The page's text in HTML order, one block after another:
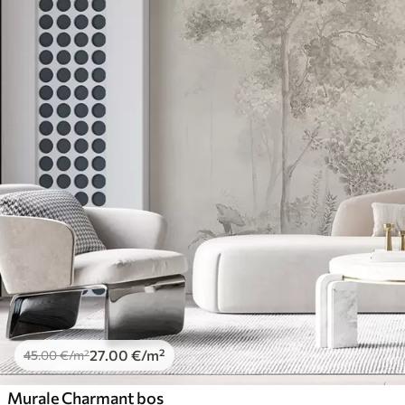
45.00€/m²27.00 €/m²
Murale Charmant bos